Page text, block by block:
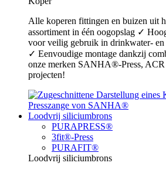
Alle koperen fittingen en buizen uit
assortiment in één oogopslag ✓
voor veilig gebruik in drinkwater- en
✓ Eenvoudige montage dankzij
onze merken SANHA®-Press,
projecten!
Loodvrij siliciumbrons
PURAPRESS®
3fit®-Press
PURAFIT®
Loodvrij siliciumbrons